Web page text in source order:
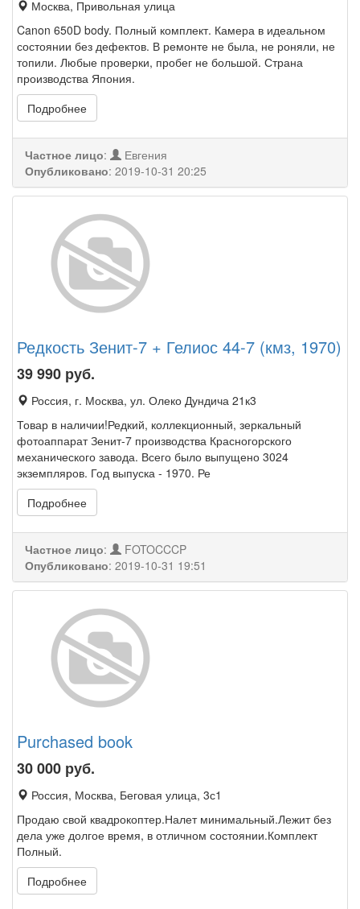
Москва, Привольная улица
Canon 650D body. Полный комплект. Камера в идеальном
состоянии без дефектов. В ремонте не была, не роняли, не
топили. Любые проверки, пробег не большой. Страна
производства Япония.
Подробнее
Частное лицо:
Евгения
Опубликовано: 2019-10-31 20:25
Редкость Зенит-7 + Гелиос 44-7 (кмз, 1970)
39 990 руб.
Россия, г. Москва, ул. Олеко Дундича 21к3
Товар в наличии!Редкий, коллекционный, зеркальный
фотоаппарат Зенит-7 производства Красногорского
механического завода. Всего было выпущено 3024
экземпляров. Год выпуска - 1970. Ре
Подробнее
Частное лицо:
FOTOCCCP
Опубликовано: 2019-10-31 19:51
Purchased book
30 000 руб.
Россия, Москва, Беговая улица, 3с1
Продаю свой квадрокоптер.Налет минимальный.Лежит без
дела уже долгое время, в отличном состоянии.Комплект
Полный.
Подробнее